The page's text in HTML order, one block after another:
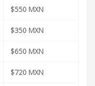
$550 MXN
$350 MXN
$650 MXN
$720 MXN